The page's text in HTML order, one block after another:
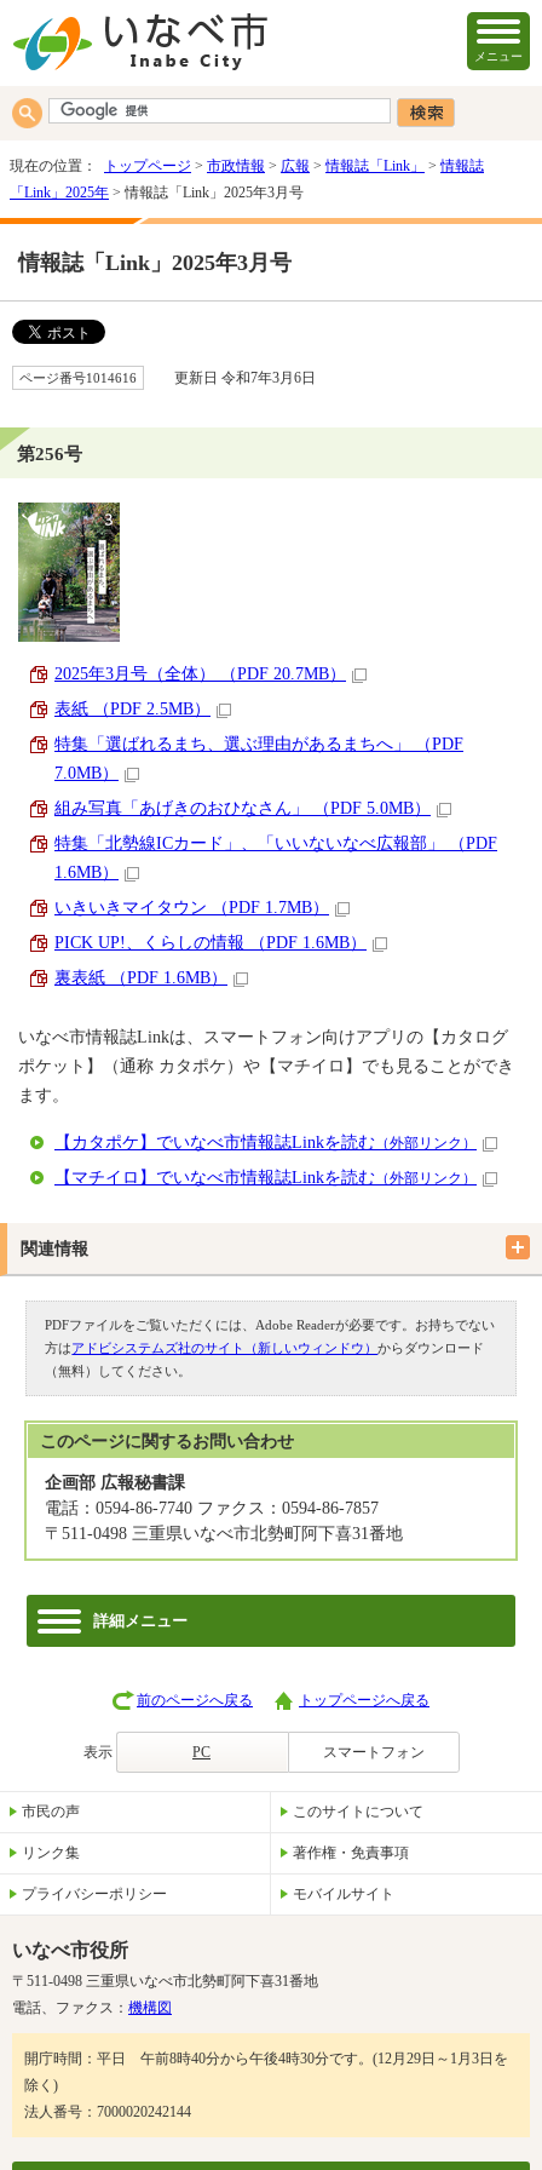
メニュー
現在の位置： トップページ > 市政情報 > 広報 >情報誌「Link」 >情報誌
「Link」2025年 > 情報誌「Link」2025年3月号
情報誌「Link」2025年3月号
ページ番号1014616 更新日 令和7年3月6日
第256号
2025年3月号（全体） （PDF 20.7MB）
表紙 （PDF 2.5MB）
特集「選ばれるまち、選ぶ理由があるまちへ」 （PDF
7.0MB）
組み写真「あげきのおひなさん」 （PDF 5.0MB）
特集「北勢線ICカード」、「いいないなべ広報部」 （PDF
1.6MB）
いきいきマイタウン （PDF 1.7MB）
PICK UP!、くらしの情報 （PDF 1.6MB）
裏表紙 （PDF 1.6MB）
いなべ市情報誌Linkは、スマートフォン向けアプリの【カタログ
ポケット】（通称 カタポケ）や【マチイロ】でも見ることができ
ます。
【カタポケ】でいなべ市情報誌Linkを読む （外部リンク）
【マチイロ】でいなべ市情報誌Linkを読む （外部リンク）
関連情報
PDFファイルをご覧いただくには、Adobe Readerが必要です。お持ちでない
方はアドビシステムズ社のサイト（新しいウィンドウ）からダウンロード
（無料）してください。
このページに関するお問い合わせ
企画部 広報秘書課
電話：0594-86-7740 ファクス：0594-86-7857
〒511-0498 三重県いなべ市北勢町阿下喜31番地
詳細メニュー
前のページへ戻る トップページへ戻る
表示 PC スマートフォン
市民の声 このサイトについて
リンク集 著作権・免責事項
プライバシーポリシー モバイルサイト
いなべ市役所
〒511-0498 三重県いなべ市北勢町阿下喜31番地
電話、ファクス： 機構図
開庁時間：平日 午前8時40分から午後4時30分です。(12月29日～1月3日を
除く)
法人番号：7000020242144